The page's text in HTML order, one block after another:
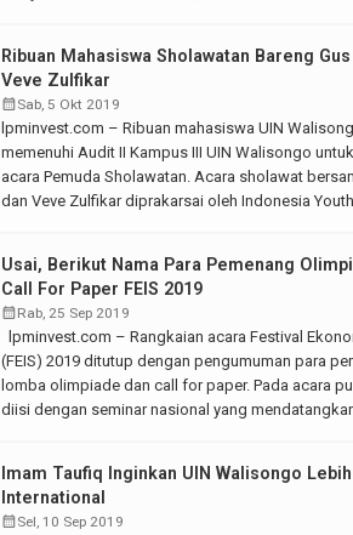
Kini ini berlangsung di Audit II […]
Ribuan Mahasiswa Sholawatan Bareng
Veve Zulfikar
calendar_monthSab, 5 Okt 2019
lpminvest.com – Ribuan mahasiswa UIN
memenuhi Audit II Kampus III UIN Walisongo
acara Pemuda Sholawatan. Acara sholawat
dan Veve Zulfikar diprakarsai oleh Indonesia
Rektor UIN Walisongo. Jumat, (4/10/2019). Selain
Usai, Berikut Nama Para Pemenang
Call For Paper FEIS 2019
calendar_monthRab, 25 Sep 2019
lpminvest.com – Rangkaian acara Festival
(FEIS) 2019 ditutup dengan pengumuman para
lomba olimpiade dan call for paper. Pada acara
diisi dengan seminar nasional yang
Pakar zakat dan wakaf UIN Walisongo […]
Imam Taufiq Inginkan UIN Walisongo
International
calendar_monthSel, 10 Sep 2019